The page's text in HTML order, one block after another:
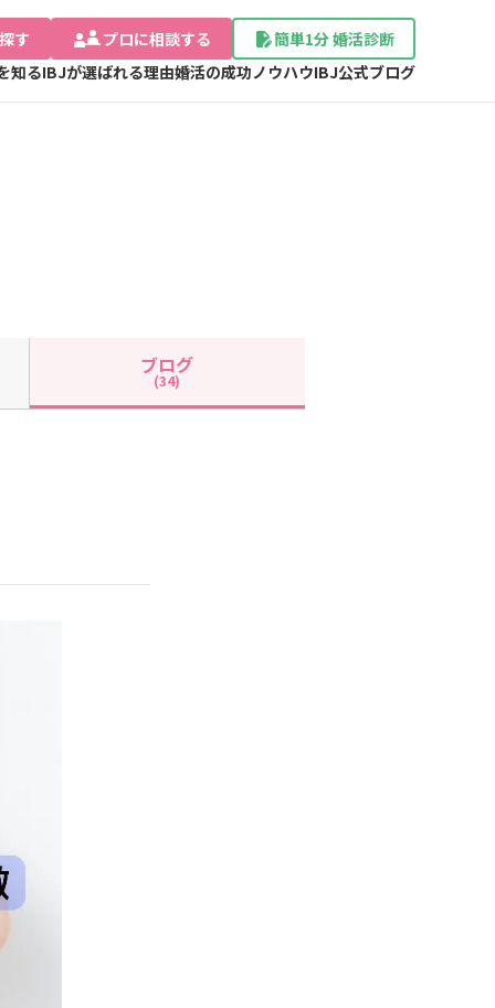
す プロに相談する
簡単1分 婚活診断
知るIBJが選ばれる理由婚活の成功ノウハウIBJ公式ブログ
ブログ
(34)